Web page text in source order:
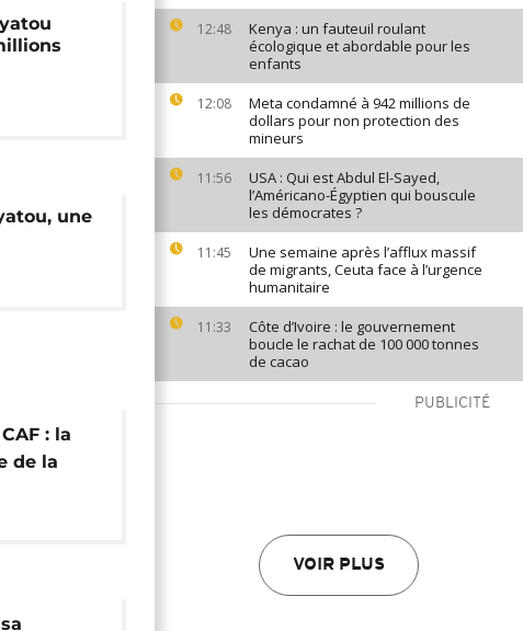
12:48
Kenya : un fauteuil roulant
écologique et abordable pour les
enfants
12:08
Meta condamné à 942 millions de
dollars pour non protection des
mineurs
11:56
USA : Qui est Abdul El-Sayed,
l’Américano-Égyptien qui bouscule
les démocrates ?
11:45
Une semaine après l’afflux massif
de migrants, Ceuta face à l’urgence
humanitaire
11:33
Côte d’Ivoire : le gouvernement
boucle le rachat de 100 000 tonnes
de cacao
PUBLICITÉ
VOIR PLUS
une
: la
de la
sur le